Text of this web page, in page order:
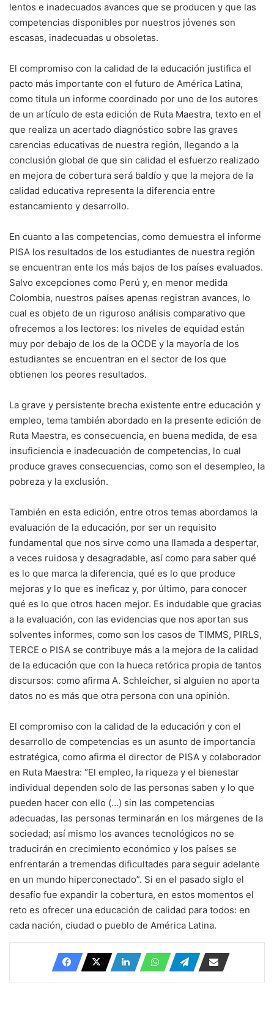
lentos e inadecuados avances que se producen y que las
competencias disponibles por nuestros jóvenes son
escasas, inadecuadas u obsoletas.
El compromiso con la calidad de la educación justifica el
pacto más importante con el futuro de América Latina,
como titula un informe coordinado por uno de los autores
de un artículo de esta edición de Ruta Maestra, texto en el
que realiza un acertado diagnóstico sobre las graves
carencias educativas de nuestra región, llegando a la
conclusión global de que sin calidad el esfuerzo realizado
en mejora de cobertura será baldío y que la mejora de la
calidad educativa representa la diferencia entre
estancamiento y desarrollo.
En cuanto a las competencias, como demuestra el informe
PISA los resultados de los estudiantes de nuestra región
se encuentran ente los más bajos de los países evaluados.
Salvo excepciones como Perú y, en menor medida
Colombia, nuestros países apenas registran avances, lo
cual es objeto de un riguroso análisis comparativo que
ofrecemos a los lectores: los niveles de equidad están
muy por debajo de los de la OCDE y la mayoría de los
estudiantes se encuentran en el sector de los que
obtienen los peores resultados.
La grave y persistente brecha existente entre educación y
empleo, tema también abordado en la presente edición de
Ruta Maestra, es consecuencia, en buena medida, de esa
insuficiencia e inadecuación de competencias, lo cual
produce graves consecuencias, como son el desempleo, la
pobreza y la exclusión.
También en esta edición, entre otros temas abordamos la
evaluación de la educación, por ser un requisito
fundamental que nos sirve como una llamada a despertar,
a veces ruidosa y desagradable, así como para saber qué
es lo que marca la diferencia, qué es lo que produce
mejoras y lo que es ineficaz y, por último, para conocer
qué es lo que otros hacen mejor. Es indudable que gracias
a la evaluación, con las evidencias que nos aportan sus
solventes informes, como son los casos de TIMMS, PIRLS,
TERCE o PISA se contribuye más a la mejora de la calidad
de la educación que con la hueca retórica propia de tantos
discursos: como afirma A. Schleicher, si alguien no aporta
datos no es más que otra persona con una opinión.
El compromiso con la calidad de la educación y con el
desarrollo de competencias es un asunto de importancia
estratégica, como afirma el director de PISA y colaborador
en Ruta Maestra: “El empleo, la riqueza y el bienestar
individual dependen solo de las personas saben y lo que
pueden hacer con ello (…) sin las competencias
adecuadas, las personas terminarán en los márgenes de la
sociedad; así mismo los avances tecnológicos no se
traducirán en crecimiento económico y los países se
enfrentarán a tremendas dificultades para seguir adelante
en un mundo hiperconectado”. Si en el pasado siglo el
desafío fue expandir la cobertura, en estos momentos el
reto es ofrecer una educación de calidad para todos: en
cada nación, ciudad o pueblo de América Latina.